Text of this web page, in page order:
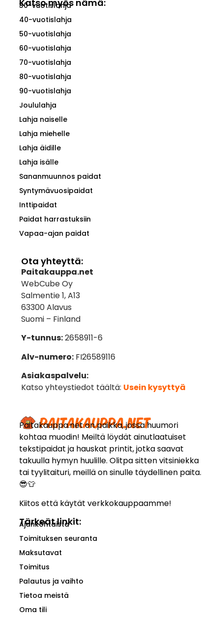
Paitakauppa.net on paikka, jossa huumori
kohtaa muodin! Meiltä löydät ainutlaatuiset
tekstipaidat ja hauskat printit, jotka saavat
takuulla hymyn huulille. Olitpa sitten vitsiniekka
tai tyylitaituri, meillä on sinulle täydellinen paita.
😎👕
Kiitos että käytät verkkokauppaamme!
Tärkeät linkit:
Ajankohtaista
Toimituksen seuranta
Maksutavat
Toimitus
Palautus ja vaihto
Tietoa meistä
Oma tili
Katso myös nämä:
30-vuotislahja
40-vuotislahja
50-vuotislahja
60-vuotislahja
70-vuotislahja
80-vuotislahja
90-vuotislahja
Joululahja
Lahja naiselle
Lahja miehelle
Lahja äidille
Lahja isälle
Sananmuunnos paidat
Syntymävuosipaidat
Inttipaidat
Paidat harrastuksiin
Vapaa-ajan paidat
Ota yhteyttä:
Paitakauppa.net
WebCube Oy
Salmentie 1, A13
63300 Alavus
Suomi – Finland
Y-tunnus:2658911-6
Alv-numero:FI26589116
Asiakaspalvelu:
Katso yhteystiedot täältä: Usein kysyttyä